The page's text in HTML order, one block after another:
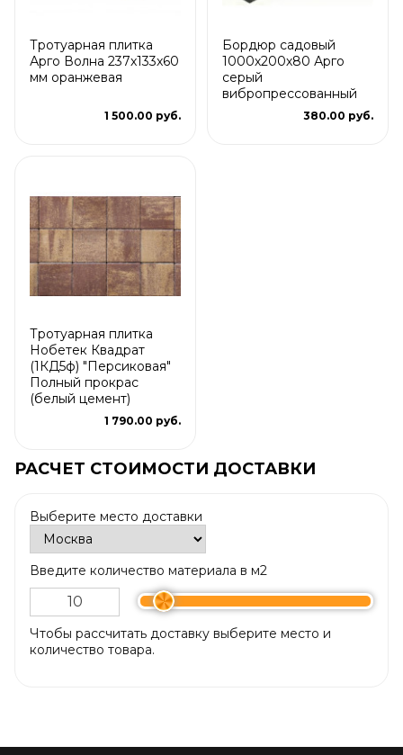
Тротуарная плитка
Арго Волна 237x133x60
мм оранжевая
1 500.00 руб.
Бордюр садовый
1000х200х80 Арго
серый
вибропрессованный
380.00 руб.
Тротуарная плитка
Нобетек Квадрат
(1КД5ф) "Персиковая"
Полный прокрас
(белый цемент)
1 790.00 руб.
РАСЧЕТ СТОИМОСТИ ДОСТАВКИ
Выберите место доставки
Введите количество материала в м2
Чтобы рассчитать доставку выберите место и
количество товара.